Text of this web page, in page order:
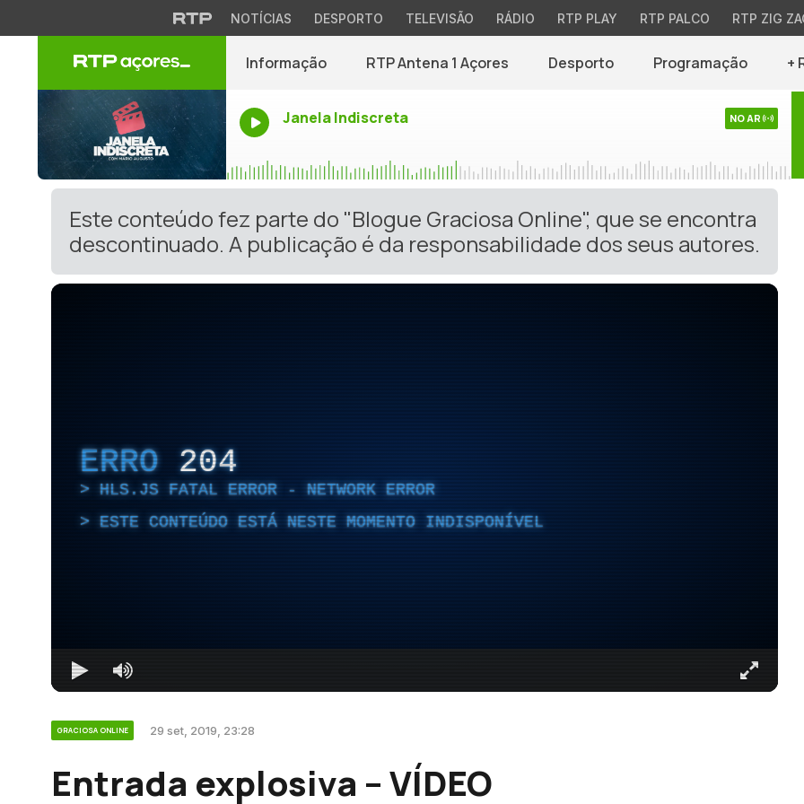
NOTÍCIAS DESPORTO TELEVISÃO RÁDIO RTP PLAY RTP PALCO RTP ZIG
Informação RTP Antena 1 Açores Desporto Programação +
Janela Indiscreta NO AR
Este conteúdo fez parte do "Blogue Graciosa Online", que se encontra
descontinuado. A publicação é da responsabilidade dos seus autores.
ERRO 204
HLS.JS FATAL ERROR - NETWORK ERROR
ESTE CONTEÚDO ESTÁ NESTE MOMENTO INDISPONÍVEL
GRACIOSA ONLINE 29 set, 2019, 23:28
Entrada explosiva – VÍDEO